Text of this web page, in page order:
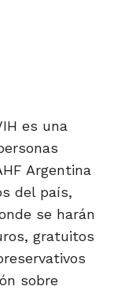
es una
Argentina
del país,
se harán
gratuitos
sobre